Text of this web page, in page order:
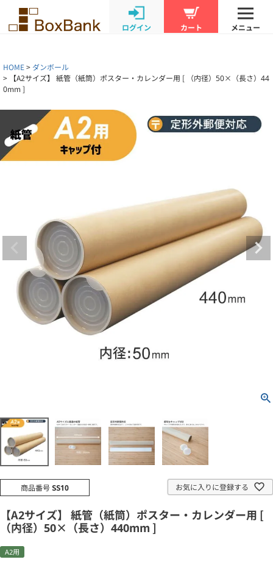
ログイン カート メニュー
HOME
ダンボール
【A2サイズ】 紙管（紙筒）ポスター・カレンダー用 [ （内径）50×（長さ）44
0mm ]
商品番号SS10 お気に入りに登録する
【A2サイズ】 紙管（紙筒）ポスター・カレンダー用 [
（内径）50×（長さ）440mm ]
A2用